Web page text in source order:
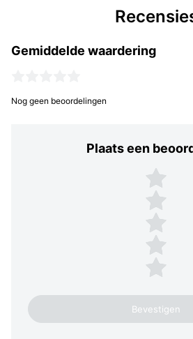
Gemiddelde waardering
Nog geen beoordelingen
Plaats een
Plaats
5 sterren
4 sterren
3 sterren
2 sterren
1 ster